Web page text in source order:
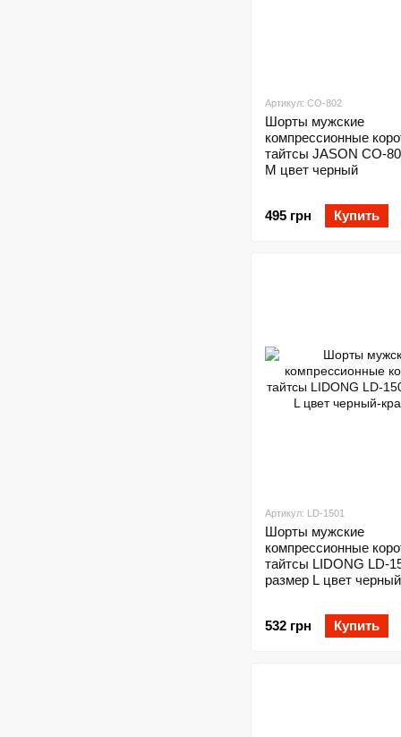
Артикул: CO-802
Шорты мужские
компрессионные
тайтсы JASON CO-
M цвет черный
495 грн Купить
Артикул: LD-1501
Шорты мужские
компрессионные
тайтсы LIDONG LD-
размер L цвет
532 грн Купить